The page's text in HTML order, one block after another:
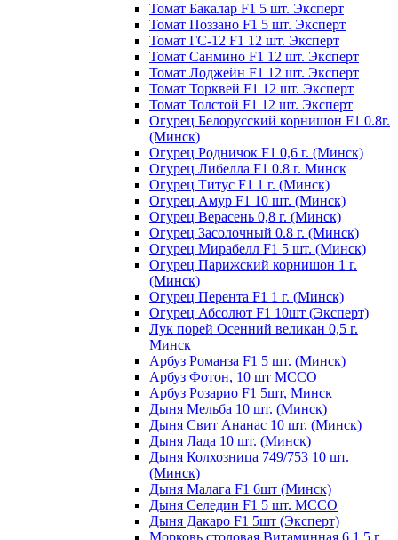
Томат Бакалар F1 5 шт. Эксперт
Томат Поззано F1 5 шт. Эксперт
Томат ГС-12 F1 12 шт. Эксперт
Томат Санмино F1 12 шт. Эксперт
Томат Лоджейн F1 12 шт. Эксперт
Томат Торквей F1 12 шт. Эксперт
Томат Толстой F1 12 шт. Эксперт
Огурец Белорусский корнишон F1 0.8г.
(Минск)
Огурец Родничок F1 0,6 г. (Минск)
Огурец Либелла F1 0.8 г. Минск
Огурец Титус F1 1 г. (Минск)
Огурец Амур F1 10 шт. (Минск)
Огурец Верасень 0,8 г. (Минск)
Огурец Засолочный 0.8 г. (Минск)
Огурец Мирабелл F1 5 шт. (Минск)
Огурец Парижский корнишон 1 г.
(Минск)
Огурец Перента F1 1 г. (Минск)
Огурец Абсолют F1 10шт (Эксперт)
Лук порей Осенний великан 0,5 г.
Минск
Арбуз Романза F1 5 шт. (Минск)
Арбуз Фотон, 10 шт МССО
Арбуз Розарио F1 5шт, Минск
Дыня Мельба 10 шт. (Минск)
Дыня Свит Ананас 10 шт. (Минск)
Дыня Лада 10 шт. (Минск)
Дыня Колхозница 749/753 10 шт.
(Минск)
Дыня Малага F1 6шт (Минск)
Дыня Селедин F1 5 шт. МССО
Дыня Дакаро F1 5шт (Эксперт)
Морковь столовая Витаминная 6 1,5 г.